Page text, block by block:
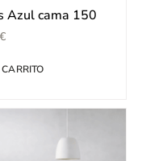
Azul cama 150
€